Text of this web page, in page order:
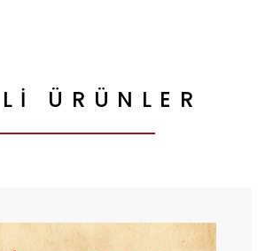
ÜRÜNLER